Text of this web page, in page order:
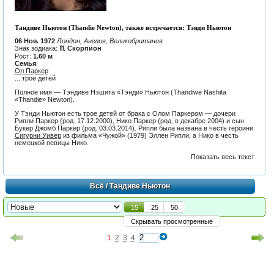
Тандиве Ньютон (Thandie Newton), также встречается: Тэнди Ньютон
06 Ноя. 1972 Лондон, Англия, Великобритания
Знак зодиака: ♏ Скорпион
Рост: 1.60 м
Семья:
Ол Паркер
... трое детей
Полное имя — Тэндиве Нэшита «Тэнди» Ньютон (Thandiwe Nashita
«Thandie» Newton).
У Тэнди Ньютон есть трое детей от брака с Олом Паркером — дочери
Рипли Паркер (род. 17.12.2000), Нико Паркер (род. в декабре 2004) и сын
Букер Джомб Паркер (род. 03.03.2014). Рипли была названа в честь героини
Сигурни Уивериз фильма «Чужой» (1979) Эллен Рипли, а Нико в честь
немецкой певицы Нико.
Показать весь текст
Всё/ Тандиве Ньютон
15 25
50
Скрывать просмотренные
1 2 3 4